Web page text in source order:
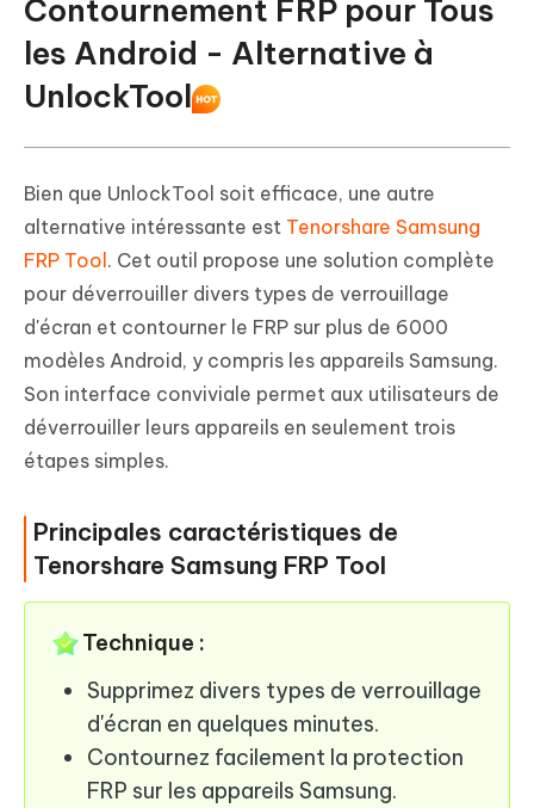
Contournement FRP pour Tous
les Android - Alternative à
UnlockTool
Bien que UnlockTool soit efficace, une autre
alternative intéressante est Tenorshare Samsung
FRP Tool. Cet outil propose une solution complète
pour déverrouiller divers types de verrouillage
d'écran et contourner le FRP sur plus de 6000
modèles Android, y compris les appareils Samsung.
Son interface conviviale permet aux utilisateurs de
déverrouiller leurs appareils en seulement trois
étapes simples.
Principales caractéristiques de
Tenorshare Samsung FRP Tool
Technique :
Supprimez divers types de verrouillage
d'écran en quelques minutes.
Contournez facilement la protection
FRP sur les appareils Samsung.